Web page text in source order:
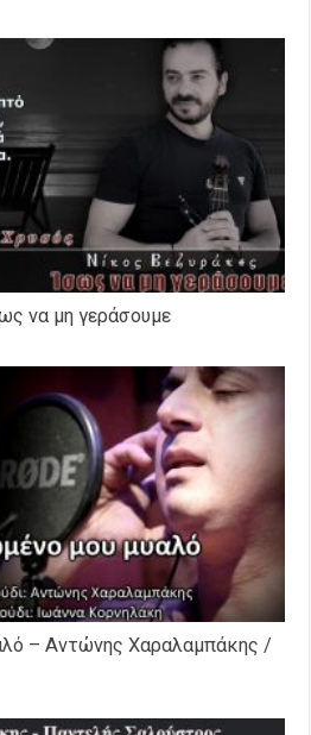
να μη γεράσουμε
– Αντώνης Χαραλαμπάκης /